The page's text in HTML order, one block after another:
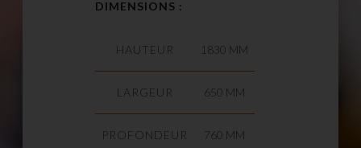
DIMENSIONS :
HAUTEUR
LARGEUR
PROFONDEUR
1830 MM
650 MM
760 MM